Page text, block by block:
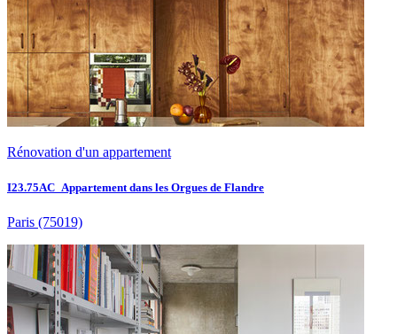
Rénovation d'un appartement
I23.75AC_Appartement dans les Orgues de Flandre
Paris (75019)